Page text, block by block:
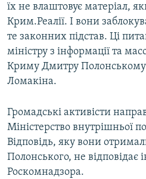
їх не влаштовує матеріал,
Крим.Реалії. І вони
те законних підстав. Ці
міністру з інформації та
Криму Дмитру
Ломакіна.
Громадські активісти
Міністерство внутрішньої
Відповідь, яку вони
Полонського, не відповідає
Роскомнадзора.